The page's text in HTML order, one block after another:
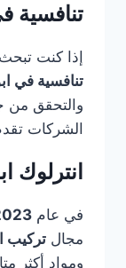
تنافسية
إذا كنت
تنافسية في
والتحقق من
الشركات
انترلوك
في عام
مجال تركيب
ومواد أكثر